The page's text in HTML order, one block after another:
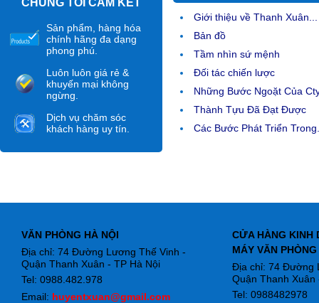
CHÚNG TÔI CAM KẾT
Sản phẩm, hàng hóa
chính hãng đa dạng
phong phú.
Luôn luôn giá rẻ &
khuyến mại không
ngừng.
Dịch vụ chăm sóc
khách hàng uy tín.
Giới thiệu về Thanh Xuân...
Bản đồ
Tầm nhìn sứ mệnh
Đối tác chiến lược
Những Bước Ngoặt Của
Thành Tựu Đã Đạt Được
Các Bước Phát Triển
VĂN PHÒNG HÀ NỘI
Địa chỉ: 74 Đường Lương Thế Vinh -
Quận Thanh Xuân - TP Hà Nội
Tel: 0988.482.978
Email: huyentxuan@gmail.com
CỬA HÀNG KINH
MÁY VĂN PHÒNG
Địa chỉ: 74 Đường
Quận Thanh Xuân
Tel: 0988482978